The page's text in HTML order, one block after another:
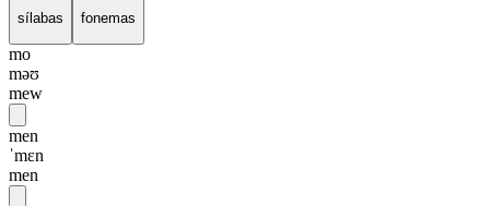
sílabas fonemas
mo
məʊ
mew
men
ˈmɛn
men